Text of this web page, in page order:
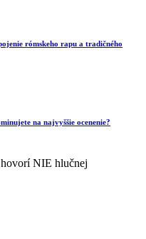
rómskeho rapu a tradičného
na najvyššie ocenenie?
NIE hlučnej